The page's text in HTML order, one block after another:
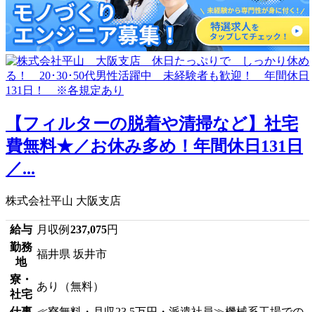
【フィルターの脱着や清掃など】社宅
費無料★／お休み多め！年間休日131日
／...
株式会社平山 大阪支店
給与 月収例 237,075円
勤務
地
福井県 坂井市
寮・
社宅
あり（無料）